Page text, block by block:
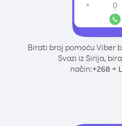
Birati broj pomoću Viber
Svazi iz Sirija,
način:+268 +